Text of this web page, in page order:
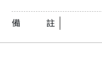
備註